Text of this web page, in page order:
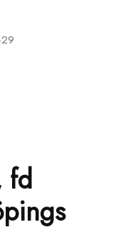
fd